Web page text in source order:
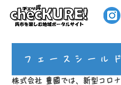
フェースシール
株式会社 豊國では、新型コロ